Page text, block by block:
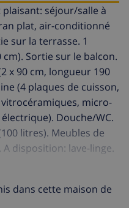
séjour/salle à
plat, air-conditionné
sur la terrasse. 1
Sortie sur le balcon.
x 90 cm, longueur 190
(4 plaques de cuisson,
micro-
Douche/WC.
litres). Meubles de
disposition: lave-linge.
dans cette maison de